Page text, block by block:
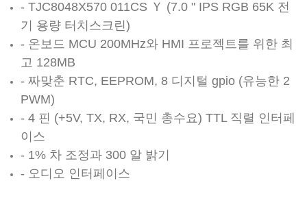
- TJC8048X570 011CS Ｙ (7.0 " IPS RGB 65K 전
기 용량 터치스크린)
- 온보드 MCU 200MHz와 HMI 프로젝트를 위한 최
고 128MB
- 짜맞춘 RTC, EEPROM, 8 디지털 gpio (유능한 2
PWM)
- 4 핀 (+5V, TX, RX, 국민 총수요) TTL 직렬 인터페
이스
- 1% 차 조정과 300 알 밝기
- 오디오 인터페이스